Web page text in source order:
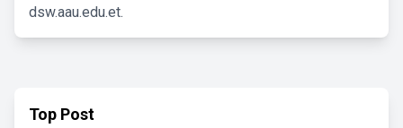
dsw.aau.edu.et.
Top Post